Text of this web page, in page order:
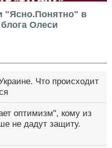
"Ясно.Понятно" в
Олеси
Что происходит
оптимизм", кому из
не дадут защиту.